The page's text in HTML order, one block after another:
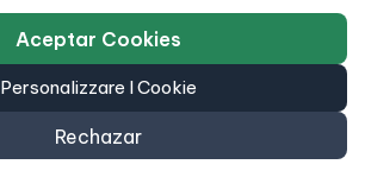
Rechazar
Personalizzare I Cookie
Aceptar Cookies